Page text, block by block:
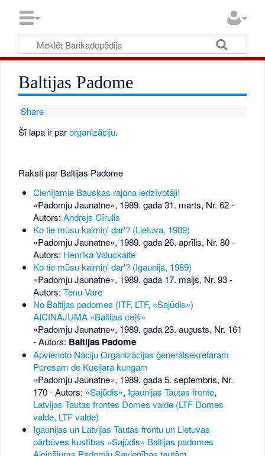
Baltijas Padome
Share
Šī lapa ir parorganizāciju.
Raksti par Baltijas Padome
Cienījamie Bauskas rajona iedzīvotāji!
«Padomju Jaunatne», 1989. gada 31. marts, Nr. 62-
Autors: Andrejs Cīrulis
Ko tie mūsu kaimiņ' dar'? (Lietuva, 1989)
«Padomju Jaunatne», 1989. gada 26. aprīlis, Nr. 80-
Autors: Henrika Valuckaite
Ko tie mūsu kaimiņ' dar'? (Igaunija, 1989)
«Padomju Jaunatne», 1989. gada 17. maijs, Nr. 93-
Autors: Tenu Vare
No Baltijas padomes (ITF, LTF, «Sajūdis»)
AICINĀJUMA «Baltijas ceļš»
«Padomju Jaunatne», 1989. gada 23. augusts, Nr. 161
- Autors: Baltijas Padome
Apvienoto Nāciju Organizācijas ģenerālsekretāram
Peresam de Kueljara kungam
«Padomju Jaunatne», 1989. gada 5. septembris, Nr.
170- Autors: «Sajūdis», Igaunijas Tautas fronte,
Latvijas Tautas frontes Domes valde (LTF Domes
valde, LTF valde)
Igaunijas un Latvijas Tautas frontu un Lietuvas
pārbūves kustības «Sajūdis» Baltijas padomes